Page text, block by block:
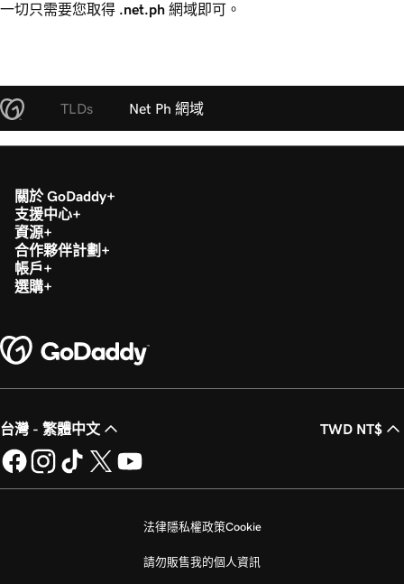
一切只需要您取得 .net.ph 網域即可。
TLDs Net Ph 網域
關於 GoDaddy
支援中心
資源
合作夥伴計劃
帳戶
選購
台灣 - 繁體中文 TWD NT$
法律隱私權政策Cookie
請勿販售我的個人資訊